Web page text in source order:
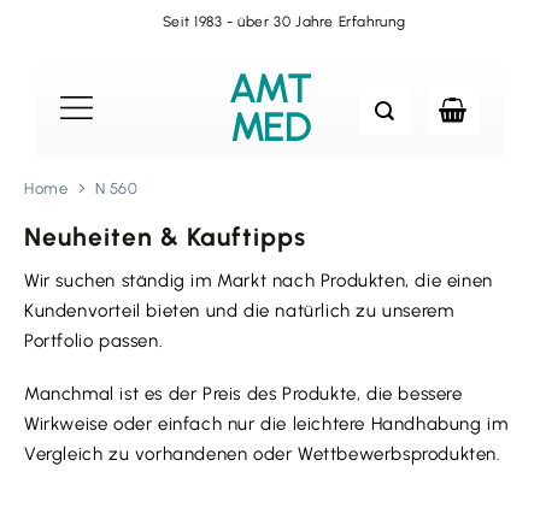
Seit 1983 - über 30 Jahre Erfahrung
AMT
MED
Home N 560
Neuheiten & Kauftipps
Wir suchen ständig im Markt nach Produkten, die einen
Kundenvorteil bieten und die natürlich zu unserem
Portfolio passen.
Manchmal ist es der Preis des Produkte, die bessere
Wirkweise oder einfach nur die leichtere Handhabung im
Vergleich zu vorhandenen oder Wettbewerbsprodukten.